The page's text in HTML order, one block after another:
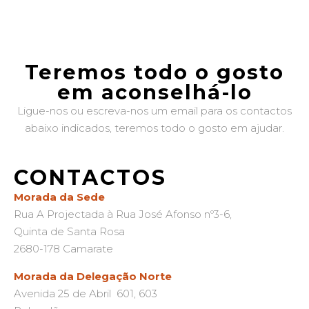
Teremos todo o gosto
em aconselhá-lo
Ligue-nos ou escreva-nos um email para os contactos
abaixo indicados, teremos todo o gosto em ajudar.
CONTACTOS
Morada da Sede
Rua A Projectada à Rua José Afonso nº3-6,
Quinta de Santa Rosa
2680-178 Camarate
Morada da Delegação Norte
Avenida 25 de Abril 601, 603